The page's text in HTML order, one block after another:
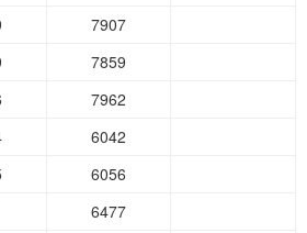
7907
7859
7962
6042
6056
6477